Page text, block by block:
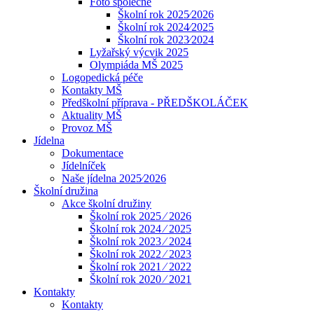
Školní rok 2025⁄2026
Školní rok 2024⁄2025
Školní rok 2023⁄2024
Lyžařský výcvik 2025
Olympiáda MŠ 2025
Logopedická péče
Kontakty MŠ
Předškolní příprava - PŘEDŠKOLÁČEK
Aktuality MŠ
Provoz MŠ
Jídelna
Dokumentace
Jídelníček
Naše jídelna 2025⁄2026
Školní družina
Akce školní družiny
Školní rok 2025 ⁄ 2026
Školní rok 2024 ⁄ 2025
Školní rok 2023 ⁄ 2024
Školní rok 2022 ⁄ 2023
Školní rok 2021 ⁄ 2022
Školní rok 2020 ⁄ 2021
Kontakty
Kontakty